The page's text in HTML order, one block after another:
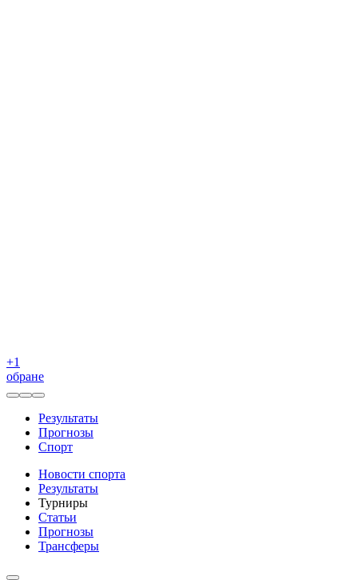
+1
обране
Результаты
Прогнозы
Спорт
Новости спорта
Результаты
Турниры
Статьи
Прогнозы
Трансферы